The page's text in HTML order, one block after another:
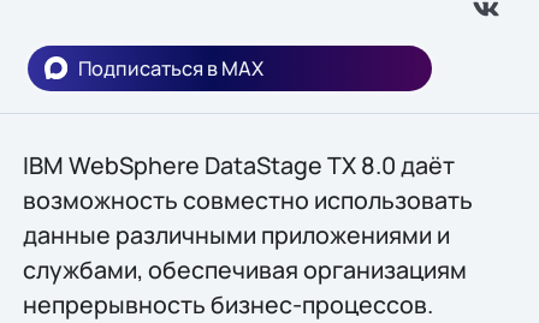
Подписаться в MAX
IBM WebSphere DataStage TX 8.0 даёт
возможность совместно использовать
данные различными приложениями и
службами, обеспечивая организациям
непрерывность бизнес-процессов.